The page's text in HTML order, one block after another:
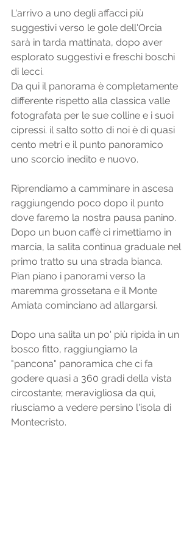
L'arrivo a uno degli affacci più
suggestivi verso le gole dell'Orcia
sarà in tarda mattinata, dopo aver
esplorato suggestivi e freschi boschi
di lecci.
Da qui il panorama è completamente
differente rispetto alla classica valle
fotografata per le sue colline e i suoi
cipressi. il salto sotto di noi è di quasi
cento metri e il punto panoramico
uno scorcio inedito e nuovo.
Riprendiamo a camminare in ascesa
raggiungendo poco dopo il punto
dove faremo la nostra pausa panino.
Dopo un buon caffè ci rimettiamo in
marcia, la salita continua graduale nel
primo tratto su una strada bianca.
Pian piano i panorami verso la
maremma grossetana e il Monte
Amiata cominciano ad allargarsi.
Dopo una salita un po' più ripida in un
bosco fitto, raggiungiamo la
"pancona" panoramica che ci fa
godere quasi a 360 gradi della vista
circostante; meravigliosa da qui,
riusciamo a vedere persino l'isola di
Montecristo.